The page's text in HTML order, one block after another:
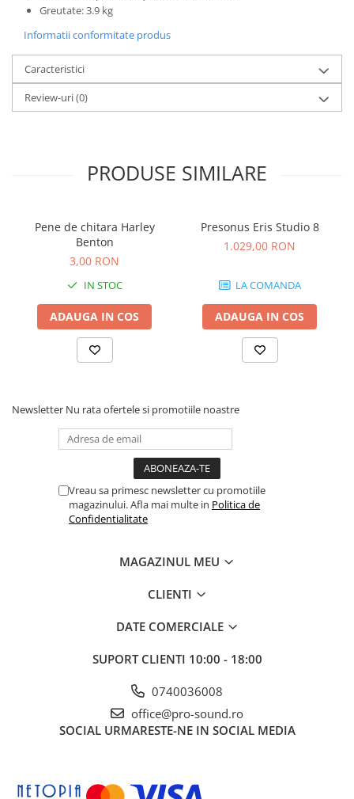
Samplere si controllere
Stative si pupitre DJ
Cabluri adaptoare, cabluri Y
Cabluri audio
Cabluri de boxe
Cabluri multicore
Standuri stative si pupitre
Accesorii stative
Stative de mixer
Stative de partituri
Case-uri, rack, huse si genti
Pachete si bundle
Casti Audio
Cabluri Earpad si accesorii de casti
Casti broadcast si Casti cu Microfon
Casti In ear pentru monitorizare
Casti wireless / fara fir
Greutate: 3.9 kg
Informatii conformitate produs
Caracteristici
Review-uri(0)
PRODUSE SIMILARE
Pene de chitara Harley
Benton
3,00 RON
IN STOC
ADAUGA IN COS
Presonus Eris Studio 8
1.029,00 RON
LA COMANDA
ADAUGA IN COS
Newsletter Nu rata ofertele si promotiile noastre
Vreau sa primesc newsletter cu promotiile
magazinului. Afla mai multe in Politica de
Confidentialitate
MAGAZINUL MEU
CLIENTI
DATE COMERCIALE
SUPORT CLIENTI 10:00 - 18:00
0740036008
office@pro-sound.ro
SOCIAL URMARESTE-NE IN SOCIAL MEDIA